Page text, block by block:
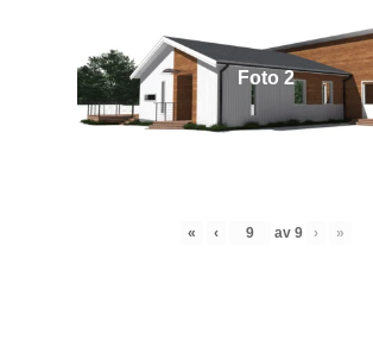
Foto 2
« ‹ av 9 › »